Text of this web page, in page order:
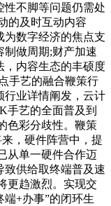
性不脚等问题仍需处
的及时互动内容
为数字经济的焦点支
制做周期;财产加速
，内容生态的丰硕度
手艺的融合鞭策行
行业详情阐发，云计
手艺的全面普及到
色彩分歧性。鞭策
，硬件阵营中，提
从单一硬件合作迈
致供给取终端普及速
更趋激烈。实现交
+办事”的闭环生